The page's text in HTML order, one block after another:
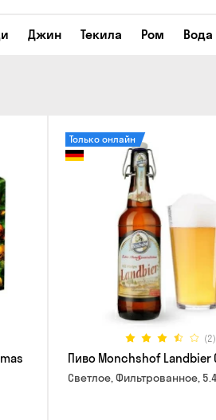
Джин Текила Ром Вода
(2)
Только онлайн
Пиво Monchshof Landbier
Светлое, Фильтрованное,